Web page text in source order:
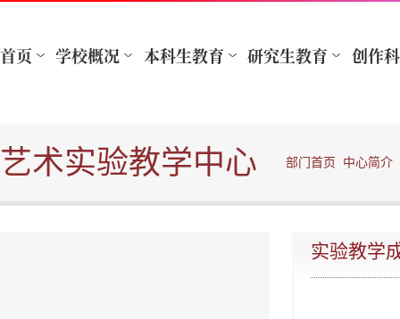
艺术实验教学中心 部门首页 中心简介
实验教学